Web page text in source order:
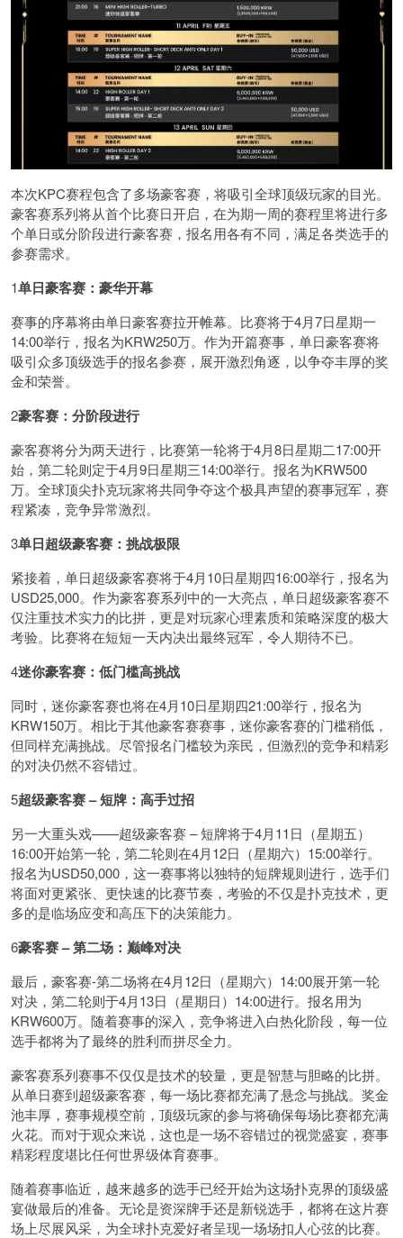
本次KPC赛程包含了多场豪客赛，将吸引全球顶级玩家的目光。
豪客赛系列将从首个比赛日开启，在为期一周的赛程里将进行多
个单日或分阶段进行豪客赛，报名用各有不同，满足各类选手的
参赛需求。
1单日豪客赛：豪华开幕
赛事的序幕将由单日豪客赛拉开帷幕。比赛将于4月7日星期一
14:00举行，报名为KRW250万。作为开篇赛事，单日豪客赛将
吸引众多顶级选手的报名参赛，展开激烈角逐，以争夺丰厚的奖
金和荣誉。
2豪客赛：分阶段进行
豪客赛将分为两天进行，比赛第一轮将于4月8日星期二17:00开
始，第二轮则定于4月9日星期三14:00举行。报名为KRW500
万。全球顶尖扑克玩家将共同争夺这个极具声望的赛事冠军，赛
程紧凑，竞争异常激烈。
3单日超级豪客赛：挑战极限
紧接着，单日超级豪客赛将于4月10日星期四16:00举行，报名为
USD25,000。作为豪客赛系列中的一大亮点，单日超级豪客赛不
仅注重技术实力的比拼，更是对玩家心理素质和策略深度的极大
考验。比赛将在短短一天内决出最终冠军，令人期待不已。
4迷你豪客赛：低门槛高挑战
同时，迷你豪客赛也将在4月10日星期四21:00举行，报名为
KRW150万。相比于其他豪客赛赛事，迷你豪客赛的门槛稍低，
但同样充满挑战。尽管报名门槛较为亲民，但激烈的竞争和精彩
的对决仍然不容错过。
5超级豪客赛 – 短牌：高手过招
另一大重头戏——超级豪客赛 – 短牌将于4月11日（星期五）
16:00开始第一轮，第二轮则在4月12日（星期六）15:00举行。
报名为USD50,000，这一赛事将以独特的短牌规则进行，选手们
将面对更紧张、更快速的比赛节奏，考验的不仅是扑克技术，更
多的是临场应变和高压下的决策能力。
6豪客赛 – 第二场：巅峰对决
最后，豪客赛-第二场将在4月12日（星期六）14:00展开第一轮
对决，第二轮则于4月13日（星期日）14:00进行。报名用为
KRW600万。随着赛事的深入，竞争将进入白热化阶段，每一位
选手都将为了最终的胜利而拼尽全力。
豪客赛系列赛事不仅仅是技术的较量，更是智慧与胆略的比拼。
从单日赛到超级豪客赛，每一场比赛都充满了悬念与挑战。奖金
池丰厚，赛事规模空前，顶级玩家的参与将确保每场比赛都充满
火花。而对于观众来说，这也是一场不容错过的视觉盛宴，赛事
精彩程度堪比任何世界级体育赛事。
随着赛事临近，越来越多的选手已经开始为这场扑克界的顶级盛
宴做最后的准备。无论是资深牌手还是新锐选手，都将在这片赛
场上尽展风采，为全球扑克爱好者呈现一场场扣人心弦的比赛。